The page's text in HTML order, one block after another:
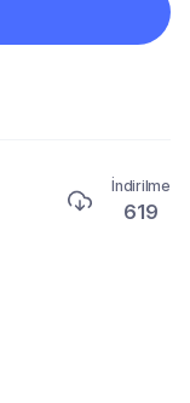
İndirilme
619